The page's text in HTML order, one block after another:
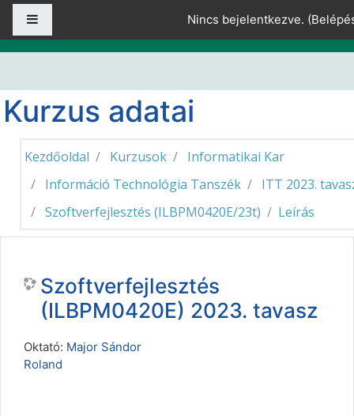
Tovább a fő tartalomhoz
Nincs bejelentkezve. (
Kurzus adatai
Kezdőoldal Kurzusok
Informatikai Kar
Információ Technológia Tanszék
ITT 2023.
Szoftverfejlesztés (ILBPM0420E/23t)
Leírás
Szoftverfejlesztés
(ILBPM0420E) 2023. tavasz
Oktató: Major Sándor
Roland